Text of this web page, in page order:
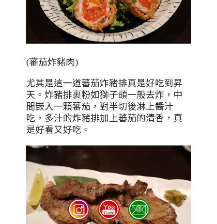
(蕃茄炸豬肉)
尤其是這一道蕃茄炸豬排真是好吃到昇
天。炸豬排裹粉如獅子頭一般去炸，中
間嵌入一顆蕃茄，對半切後淋上醬汁
吃，多汁的炸豬排加上蕃茄的清香，真
是好看又好吃。